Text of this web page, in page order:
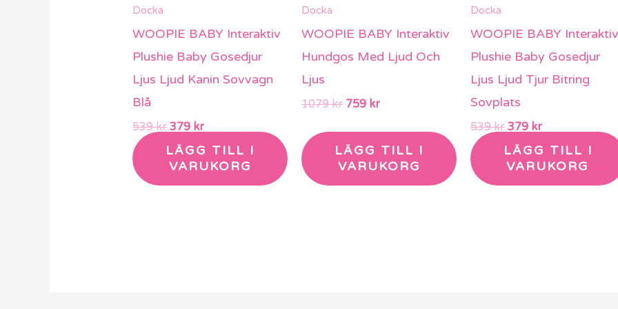
Docka
WOOPIE BABY Interaktiv
Plushie Baby Gosedjur
Ljus Ljud Kanin Sovvagn
Blå
539kr 379 kr
LÄGG TILL I
VARUKORG
Docka
WOOPIE BABY Interaktiv
Hundgos Med Ljud Och
Ljus
1079kr 759 kr
LÄGG TILL I
VARUKORG
Docka
WOOPIE BABY Interaktiv
Plushie Baby Gosedjur
Ljus Ljud Tjur Bitring
Sovplats
539kr 379 kr
LÄGG TILL I
VARUKORG